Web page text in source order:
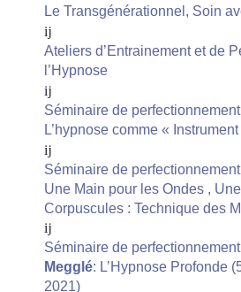
Le Transgénérationnel, Soin
Ateliers d’Entrainement et de
l’Hypnose
Séminaire de
L’hypnose comme «
Séminaire de perfectionnement
Une Main pour les Ondes ,
Corpuscules : Technique des
Séminaire de
Megglé: L’Hypnose Profonde
2021)